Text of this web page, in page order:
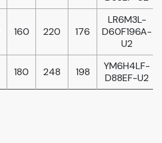
160 220 176
LR6M3L-
D60F196A-
U2
180 248 198
YM6H4LF-
D88EF-U2